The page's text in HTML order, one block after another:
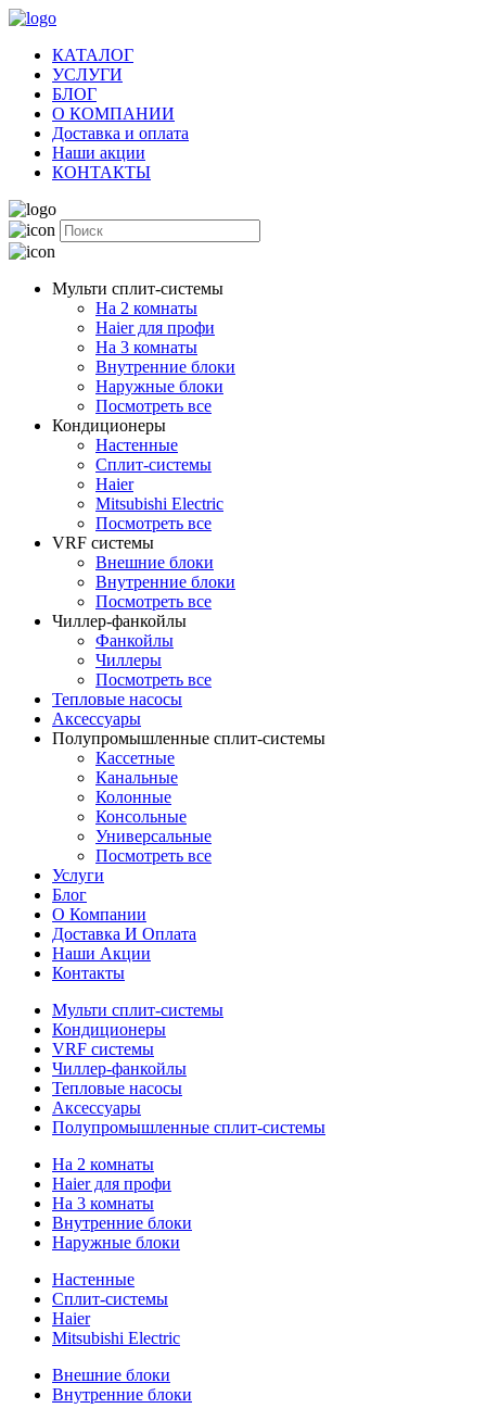
КАТАЛОГ
УСЛУГИ
БЛОГ
О КОМПАНИИ
Доставка и оплата
Наши акции
КОНТАКТЫ
Мульти сплит-системы
На 2 комнаты
Haier для профи
На 3 комнаты
Внутренние блоки
Наружные блоки
Посмотреть все
Кондиционеры
Настенные
Сплит-системы
Haier
Mitsubishi Electric
Посмотреть все
VRF системы
Внешние блоки
Внутренние блоки
Посмотреть все
Чиллер-фанкойлы
Фанкойлы
Чиллеры
Посмотреть все
Тепловые насосы
Аксессуары
Полупромышленные сплит-системы
Кассетные
Канальные
Колонные
Консольные
Универсальные
Посмотреть все
Услуги
Блог
О Компании
Доставка И Оплата
Наши Акции
Контакты
Мульти сплит-системы
Кондиционеры
VRF системы
Чиллер-фанкойлы
Тепловые насосы
Аксессуары
Полупромышленные сплит-системы
На 2 комнаты
Haier для профи
На 3 комнаты
Внутренние блоки
Наружные блоки
Настенные
Сплит-системы
Haier
Mitsubishi Electric
Внешние блоки
Внутренние блоки